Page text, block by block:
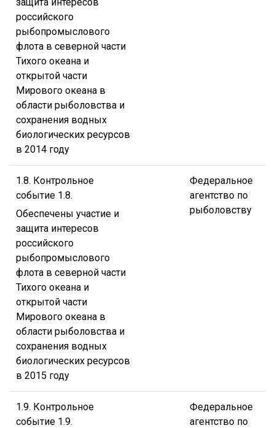
российского
рыбопромыслового
флота в северной части
Тихого океана и
открытой части
Мирового океана в
области рыболовства и
сохранения водных
биологических ресурсов
в 2014 году
1.8. Контрольное
событие 1.8.
Обеспечены участие и
защита интересов
российского
рыбопромыслового
флота в северной части
Тихого океана и
открытой части
Мирового океана в
области рыболовства и
сохранения водных
биологических ресурсов
в 2015 году
Федеральное
агентство по
рыболовству
1.9. Контрольное
событие 1.9.
Федеральное
агентство по